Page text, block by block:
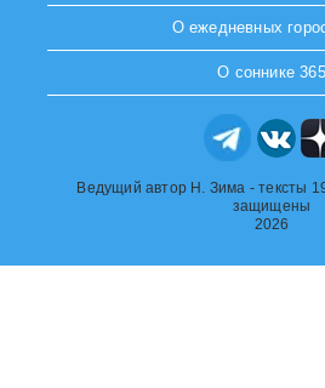
О ежедневных
О соннике 365
Ведущий автор Н. Зима - тексты
защищены
2026